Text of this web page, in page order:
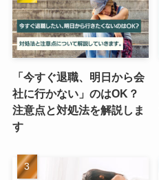
「今すぐ退職、明日から会
社に行かない」のはOK？
注意点と対処法を解説しま
す